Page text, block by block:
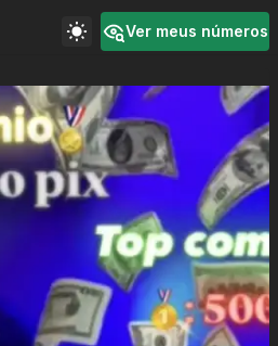
Ver meus números